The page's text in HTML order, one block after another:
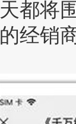
都将
经销